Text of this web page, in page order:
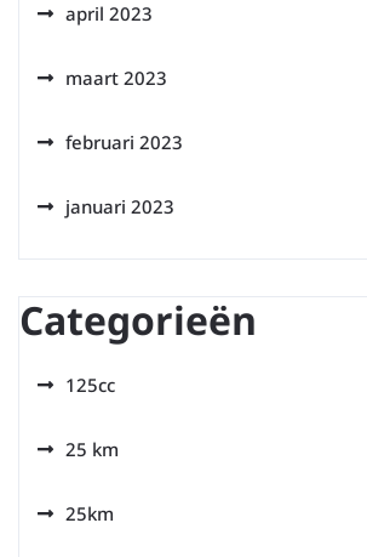
april 2023
maart 2023
februari 2023
januari 2023
Categorieën
125cc
25 km
25km